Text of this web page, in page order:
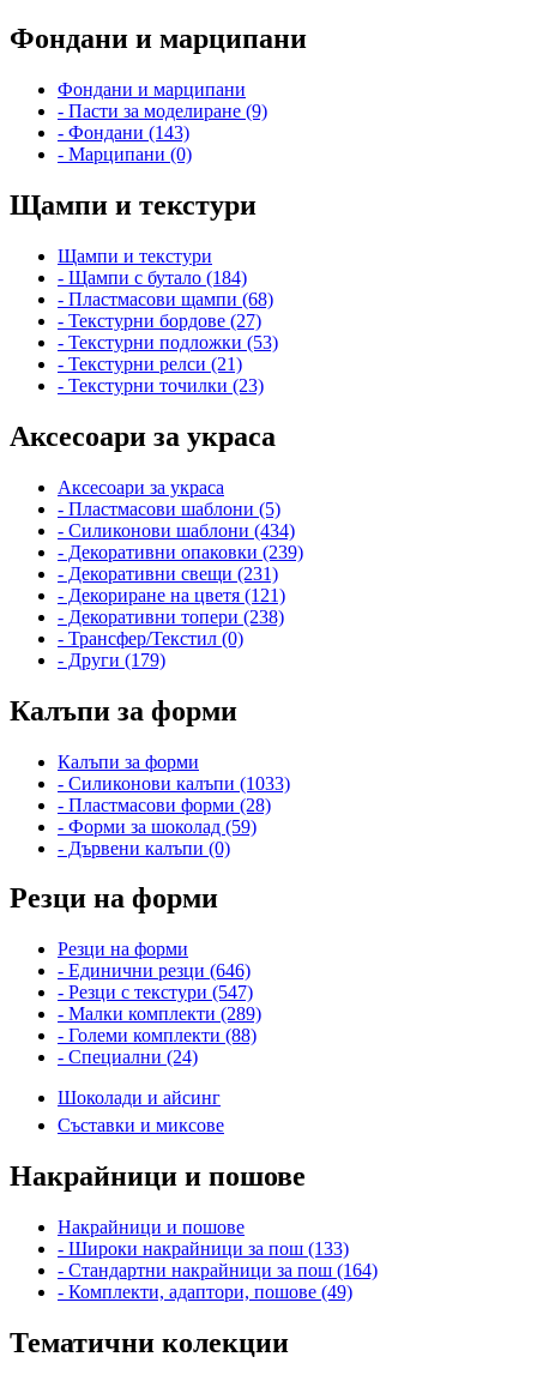
Фондани и марципани
Фондани и марципани
- Пасти за моделиране (9)
- Фондани (143)
- Марципани (0)
Щампи и текстури
Щампи и текстури
- Щампи с бутало (184)
- Пластмасови щампи (68)
- Текстурни бордове (27)
- Текстурни подложки (53)
- Текстурни релси (21)
- Текстурни точилки (23)
Аксесоари за украса
Аксесоари за украса
- Пластмасови шаблони (5)
- Силиконови шаблони (434)
- Декоративни опаковки (239)
- Декоративни свещи (231)
- Декориране на цветя (121)
- Декоративни топери (238)
- Трансфер/Текстил (0)
- Други (179)
Калъпи за форми
Калъпи за форми
- Силиконови калъпи (1033)
- Пластмасови форми (28)
- Форми за шоколад (59)
- Дървени калъпи (0)
Резци на форми
Резци на форми
- Единични резци (646)
- Резци с текстури (547)
- Малки комплекти (289)
- Големи комплекти (88)
- Специални (24)
Шоколади и айсинг
Съставки и миксове
Накрайници и пошове
Накрайници и пошове
- Широки накрайници за пош (133)
- Стандартни накрайници за пош (164)
- Комплекти, адаптори, пошове (49)
Тематични колекции